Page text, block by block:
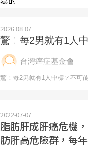
2022-07-07
脂肪肝成肝癌危機
肪肝高危險群，每